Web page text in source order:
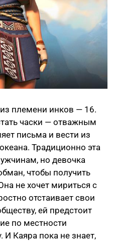
племени инков — 16.
часки — отважным
письма и вести из
Традиционно эта
но девочка
чтобы получить
не хочет мириться с
отстаивает свои
ей предстоит
по местности
Каяра пока не знает,